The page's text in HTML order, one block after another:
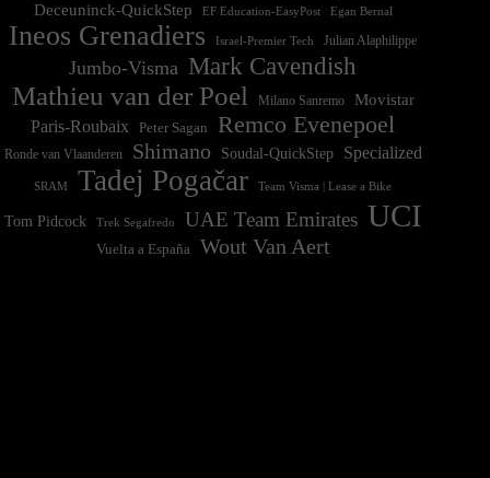
Deceuninck-QuickStep EF Education-EasyPost Egan Bernal
Ineos Grenadiers Israel-Premier Tech Julian Alaphilippe
Jumbo-Visma Mark Cavendish
Mathieu van der Poel Milano Sanremo
Movistar
Paris-Roubaix
Peter Sagan Remco Evenepoel
Ronde van Vlaanderen Shimano Soudal-QuickStep Specialized
SRAM Tadej Pogačar Team Visma | Lease a Bike
Tom Pidcock Trek Segafredo UAE Team Emirates UCI
Vuelta a España Wout Van Aert